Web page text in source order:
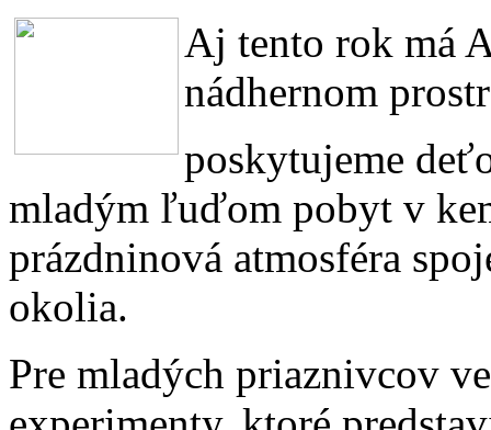
Aj tento rok má
nádhernom
poskytujeme
mladým ľuďom pobyt v
prázdninová atmosféra
okolia.
Pre mladých priaznivcov